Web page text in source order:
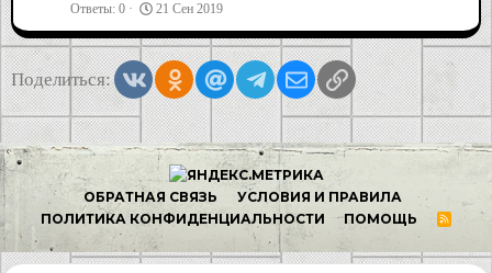
Ответы 0 21 Сен 2019
Поделиться: VkontakteOdnoklassniki
Mail.ruTelegramЭлектронная почта
Ссылка